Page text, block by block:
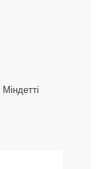
Міндетті